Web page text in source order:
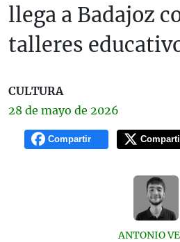
llega a Badajoz
talleres
CULTURA
28 de mayo de 2026
Compartir
ANTONIO